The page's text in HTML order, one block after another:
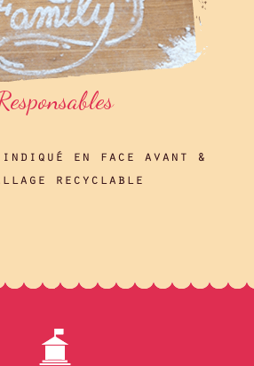
en face avant &
recyclable